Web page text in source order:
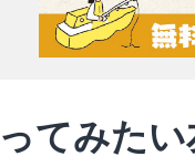
てみた